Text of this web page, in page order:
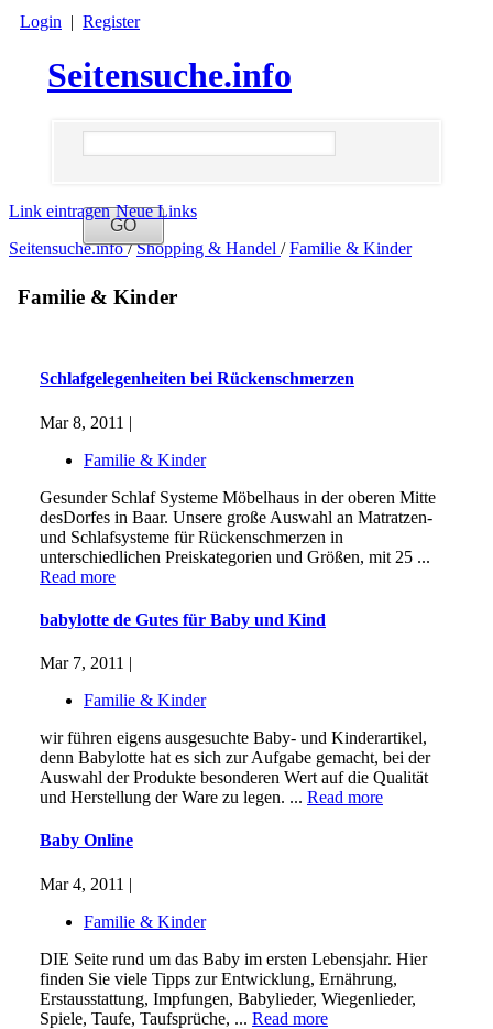
Login | Register
Seitensuche.info
Link eintragen Neue Links
Seitensuche.info/ Shopping & Handel / Familie & Kinder
Familie & Kinder
Schlafgelegenheiten bei Rückenschmerzen
Mar 8, 2011 |
Familie & Kinder
Gesunder Schlaf Systeme Möbelhaus in der oberen Mitte
desDorfes in Baar. Unsere große Auswahl an Matratzen-
und Schlafsysteme für Rückenschmerzen in
unterschiedlichen Preiskategorien und Größen, mit 25 ...
Read more
babylotte de Gutes für Baby und Kind
Mar 7, 2011 |
Familie & Kinder
wir führen eigens ausgesuchte Baby- und Kinderartikel,
denn Babylotte hat es sich zur Aufgabe gemacht, bei der
Auswahl der Produkte besonderen Wert auf die Qualität
und Herstellung der Ware zu legen. ... Read more
Baby Online
Mar 4, 2011 |
Familie & Kinder
DIE Seite rund um das Baby im ersten Lebensjahr. Hier
finden Sie viele Tipps zur Entwicklung, Ernährung,
Erstausstattung, Impfungen, Babylieder, Wiegenlieder,
Spiele, Taufe, Taufsprüche, ... Read more